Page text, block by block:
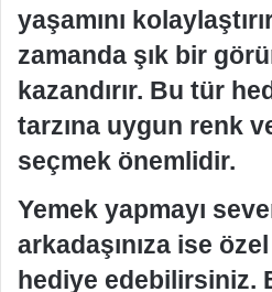
yaşamını
zamanda şık bir
kazandırır. Bu tür
tarzına uygun renk
seçmek önemlidir.
Yemek yapmayı
arkadaşınıza ise
hediye edebilirsiniz.